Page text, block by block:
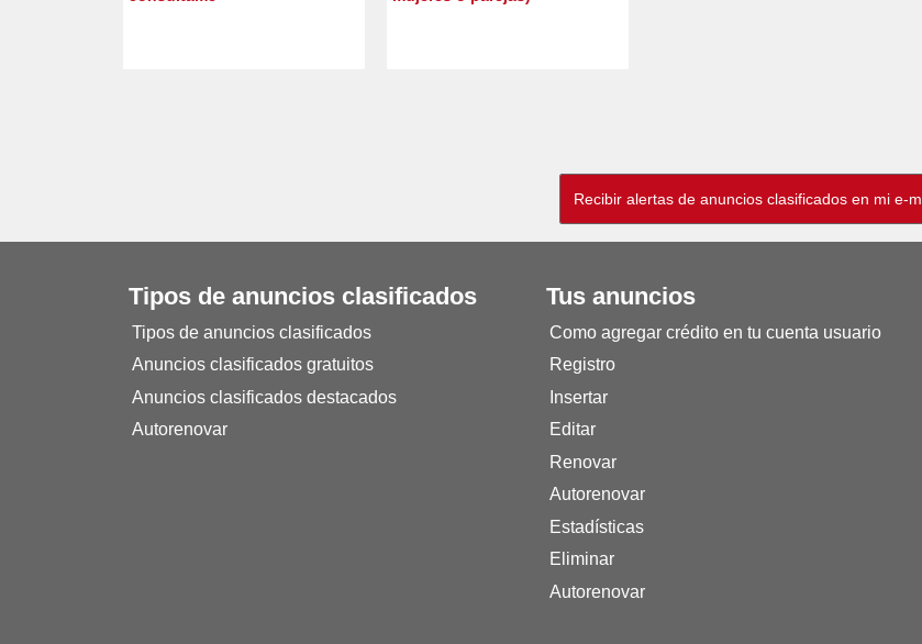
Tipos de anuncios clasificados
Tipos de anuncios clasificados
Anuncios clasificados gratuitos
Anuncios clasificados destacados
Autorenovar
Tus anuncios
Como agregar crédito en tu cuenta usuario
Registro
Insertar
Editar
Renovar
Autorenovar
Estadísticas
Eliminar
Autorenovar